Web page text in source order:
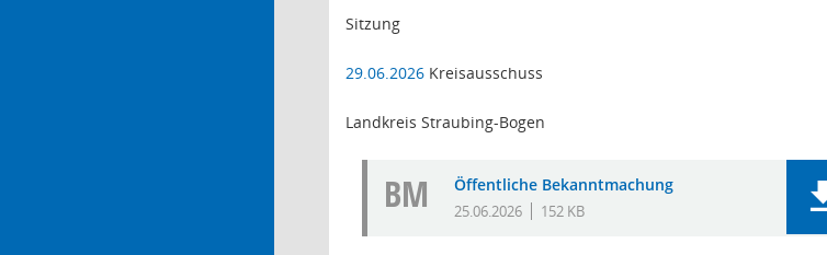
Sitzung
29.06.2026 Kreisausschuss
Landkreis Straubing-Bogen
BM Öffentliche Bekanntmachung
25.06.2026 152 KB